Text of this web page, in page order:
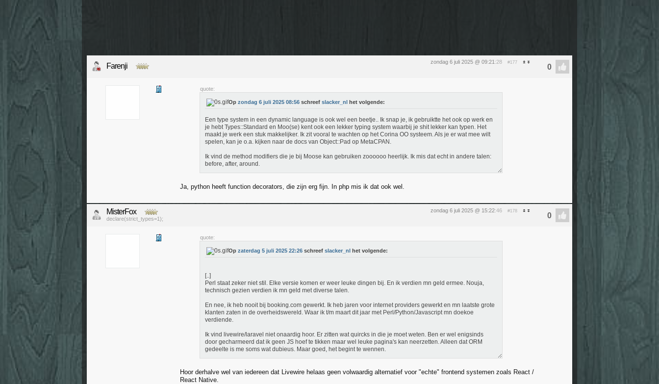
zondag 6 juli 2025 @ 09:21 :28 #177
Farenji
quote:
Op zondag 6 juli 2025 08:56 schreef slacker_nl het volgende:
Een type system in een dynamic language is ook wel een beetje.. Ik snap je, ik gebruiktte het ook op werk en
je hebt Types::Standard en Moo(se) kent ook een lekker typing system waarbij je shit lekker kan typen. Het
maakt je werk een stuk makkelijker. Ik zit vooral te wachten op het Corina OO systeem. Als je er wat mee wilt
spelen, kan je o.a. kijken naar de docs van Object::Pad op MetaCPAN.
Ik vind de method modifiers die je bij Moose kan gebruiken zoooooo heerlijk. Ik mis dat echt in andere talen:
before, after, around.
Ja, python heeft function decorators, die zijn erg fijn. In php mis ik dat ook wel.
zondag 6 juli 2025 @ 15:22:46 #178
MisterFox
declare(strict_types=1);
quote:
Op zaterdag 5 juli 2025 22:26 schreef slacker_nl het volgende:
[..]
Perl staat zeker niet stil. Elke versie komen er weer leuke dingen bij. En ik verdien mn geld ermee. Nouja,
technisch gezien verdien ik mn geld met diverse talen.
En nee, ik heb nooit bij booking.com gewerkt. Ik heb jaren voor internet providers gewerkt en mn laatste grote
klanten zaten in de overheidswereld. Waar ik t/m maart dit jaar met Perl/Python/Javascript mn doekoe
verdiende.
Ik vind livewire/laravel niet onaardig hoor. Er zitten wat quircks in die je moet weten. Ben er wel enigsinds
door gecharmeerd dat ik geen JS hoef te tikken maar wel leuke pagina's kan neerzetten. Alleen dat ORM
gedeelte is me soms wat dubieus. Maar goed, het begint te wennen.
Hoor derhalve wel van iedereen dat Livewire helaas geen volwaardig alternatief voor "echte" frontend systemen zoals React /
React Native.